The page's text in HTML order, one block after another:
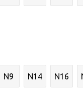
N9 N14 N16